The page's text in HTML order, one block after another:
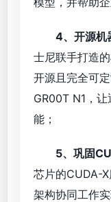
4、开源机
士尼联手打造
开源且完全可
GR00T N1，
能；
5、巩固
芯片的CUDA-
架构协同工作